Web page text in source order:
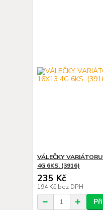
VÁLEČKY
4G 6KS. (3916)
235 Kč
194 Kč bez DPH